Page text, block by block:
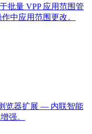
批量 VPP 应用范围管
中应用范围更改。
浏览器扩展 — 内联智能
强。